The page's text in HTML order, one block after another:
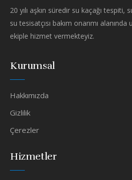
20 yılı aşkın süredir su kaçağı tespiti,
su tesisatçısı bakım onarımı
ekiple hizmet vermekteyiz.
Kurumsal
Hakkımızda
Gizlilik
Çerezler
Hizmetler